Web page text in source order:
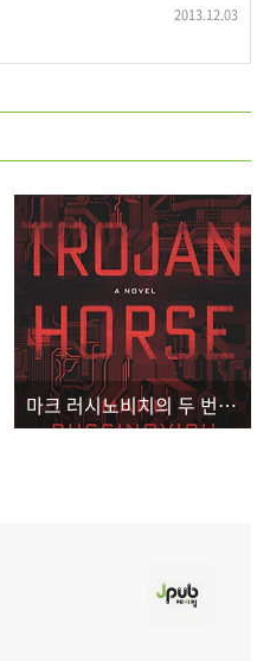
2013.12.03
마크 러시노비치의 두 번째 장편소설